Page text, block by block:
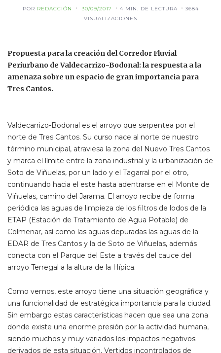
POR REDACCIÓN 30/09/2017 4 MIN. DE LECTURA
3684
VISUALIZACIONES
Propuesta para la creación del Corredor Fluvial
Periurbano de Valdecarrizo-Bodonal: la respuesta a la
amenaza sobre un espacio de gran importancia para
Tres Cantos.
Valdecarrizo-Bodonal es el arroyo que serpentea por el
norte de Tres Cantos. Su curso nace al norte de nuestro
término municipal, atraviesa la zona del Nuevo Tres Cantos
y marca el límite entre la zona industrial y la urbanización de
Soto de Viñuelas, por un lado y el Tagarral por el otro,
continuando hacia el este hasta adentrarse en el Monte de
Viñuelas, camino del Jarama. El arroyo recibe de forma
periódica las aguas de limpieza de los filtros de lodos de la
ETAP (Estación de Tratamiento de Agua Potable) de
Colmenar, así como las aguas depuradas las aguas de la
EDAR de Tres Cantos y la de Soto de Viñuelas, además
conecta con el Parque del Este a través del cauce del
arroyo Terregal a la altura de la Hípica.
Como vemos, este arroyo tiene una situación geográfica y
una funcionalidad de estratégica importancia para la ciudad.
Sin embargo estas características hacen que sea una zona
donde existe una enorme presión por la actividad humana,
siendo muchos y muy variados los impactos negativos
derivados de esta situación. Vertidos incontrolados de